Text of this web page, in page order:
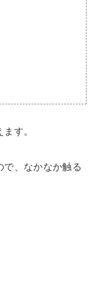
す。
で、なかなか触る